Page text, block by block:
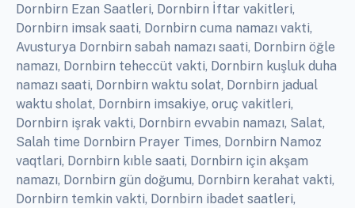
Dornbirn Ezan Saatleri, Dornbirn İftar vakitleri,
Dornbirn imsak saati, Dornbirn cuma namazı vakti,
Avusturya Dornbirn sabah namazı saati, Dornbirn öğle
namazı, Dornbirn teheccüt vakti, Dornbirn kuşluk duha
namazı saati, Dornbirn waktu solat, Dornbirn jadual
waktu sholat, Dornbirn imsakiye, oruç vakitleri,
Dornbirn işrak vakti, Dornbirn evvabin namazı, Salat,
Salah time Dornbirn Prayer Times, Dornbirn Namoz
vaqtlari, Dornbirn kıble saati, Dornbirn için akşam
namazı, Dornbirn gün doğumu, Dornbirn kerahat vakti,
Dornbirn temkin vakti, Dornbirn ibadet saatleri,